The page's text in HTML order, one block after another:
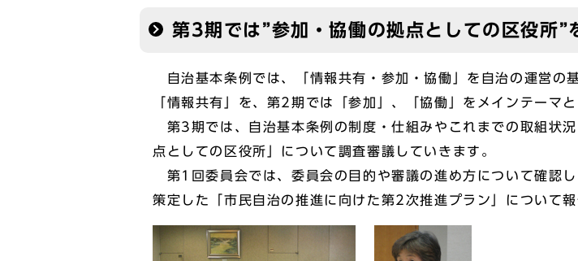
第3期では”参加・協働の拠点としての区役所”
自治基本条例では、「情報共有・参加・協働」を自治の運営の
「情報共有」を、第2期では「参加」、「協働」をメインテーマ
第3期では、自治基本条例の制度・仕組みやこれまでの取組状
点としての区役所」について調査審議していきます。
第1回委員会では、委員会の目的や審議の進め方について確認
策定した「市民自治の推進に向けた第2次推進プラン」について報